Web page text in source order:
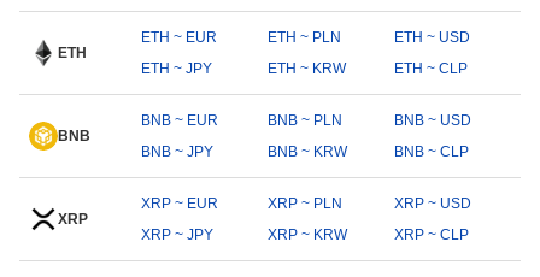
ETH
ETH ~ EUR ETH ~ PLN
ETH ~ USD
ETH ~ JPY
ETH ~ KRW ETH ~ CLP
BNB
BNB ~ EUR BNB ~ PLN
BNB ~ USD
BNB ~ JPY
BNB ~ KRW BNB ~ CLP
XRP
XRP ~ EUR XRP ~ PLN
XRP ~ USD
XRP ~ JPY
XRP ~ KRW XRP ~ CLP